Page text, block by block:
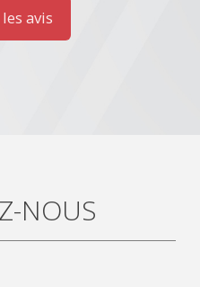
avis
NOUS